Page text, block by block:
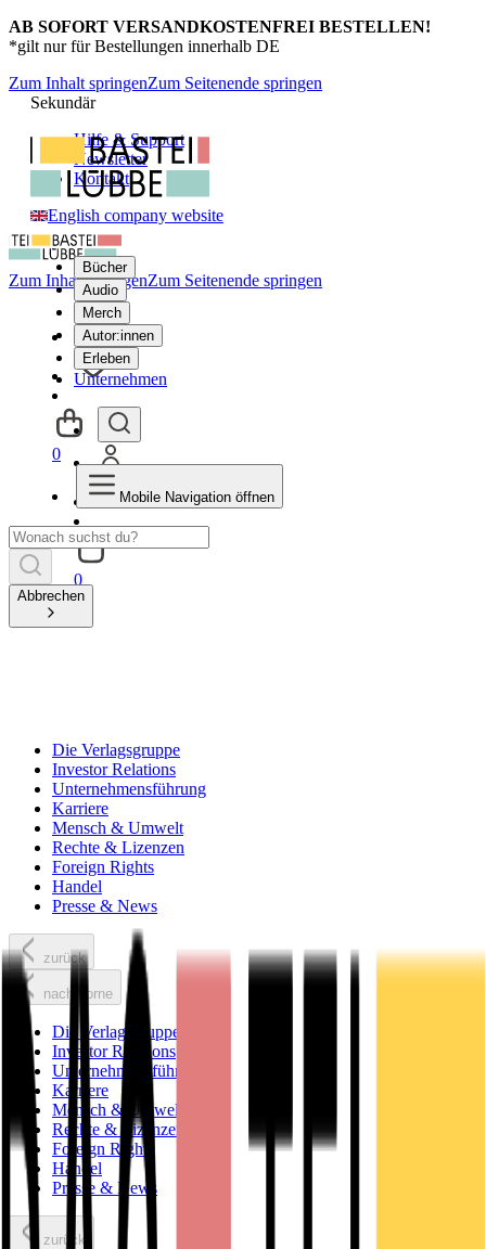
AB SOFORT VERSANDKOSTENFREI BESTELLEN!
*gilt nur für Bestellungen innerhalb DE
Zum Inhalt springenZum Seitenende springen
Sekundär
Hilfe & Support
Newsletter
Kontakt
English company website
Bücher
Audio
Merch
Autor:innen
Erleben
Unternehmen
0
Zum Inhalt springenZum Seitenende springen
0
Mobile Navigation öffnen
Abbrechen
Die Verlagsgruppe
Investor Relations
Unternehmensführung
Karriere
Mensch & Umwelt
Rechte & Lizenzen
Foreign Rights
Handel
Presse & News
zurück
nach vorne
Die Verlagsgruppe
Investor Relations
Unternehmensführung
Karriere
Mensch & Umwelt
Rechte & Lizenzen
Foreign Rights
Handel
Presse & News
zurück